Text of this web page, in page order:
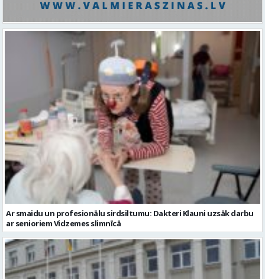
Ar smaidu un profesionālu sirdsiltumu: Dakteri Klauni uzsāk darbu
ar senioriem Vidzemes slimnīcā